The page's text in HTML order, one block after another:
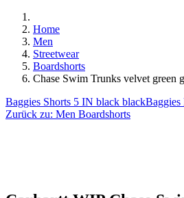
Home
Men
Streetwear
Boardshorts
Chase Swim Trunks velvet green
Baggies Shorts 5 IN black black
Zurück zu: Men Boardshorts